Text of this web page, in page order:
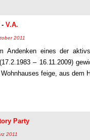
- V.A.
2011
Andenken eines der
– 16.11.2009)
feige, aus dem
Party
2011